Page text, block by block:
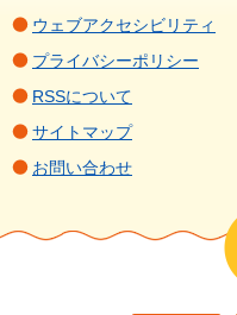
ウェブアクセシビリティ
プライバシーポリシー
RSSについて
サイトマップ
お問い合わせ